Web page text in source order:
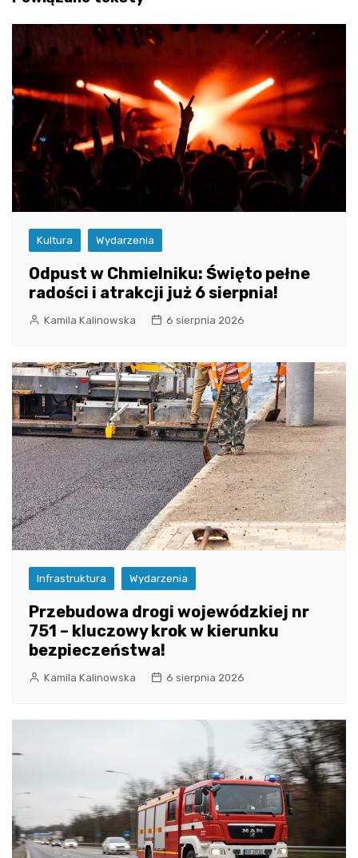
Kultura Wydarzenia
Odpust w Chmielniku: Święto pełne
radości i atrakcji już 6 sierpnia!
Kamila Kalinowska 6 sierpnia 2026
Infrastruktura Wydarzenia
Przebudowa drogi wojewódzkiej nr
751 – kluczowy krok w kierunku
bezpieczeństwa!
Kamila Kalinowska 6 sierpnia 2026